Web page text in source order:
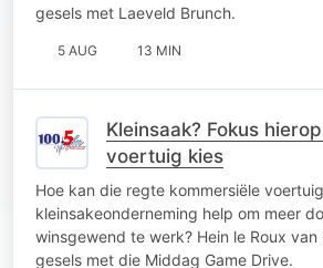
gesels met Laeveld Brunch.
5 AUG 13 MIN
Kleinsaak? Fokus
voertuig kies
Hoe kan die regte kommersiële
kleinsakeonderneming help om meer
winsgewend te werk? Hein le Roux
gesels met die Middag Game Drive.